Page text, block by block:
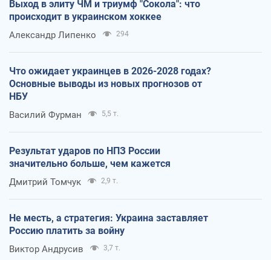
Выход в элиту ЧМ и триумф "Сокола": что
происходит в украинском хоккее
Александр Липенко 294
Что ожидает украинцев в 2026-2028 годах?
Основные выводы из новых прогнозов от
НБУ
Василий Фурман 5,5 т.
Результат ударов по НПЗ России
значительно больше, чем кажется
Дмитрий Томчук 2,9 т.
Не месть, а стратегия: Украина заставляет
Россию платить за войну
Виктор Андрусив 3,7 т.